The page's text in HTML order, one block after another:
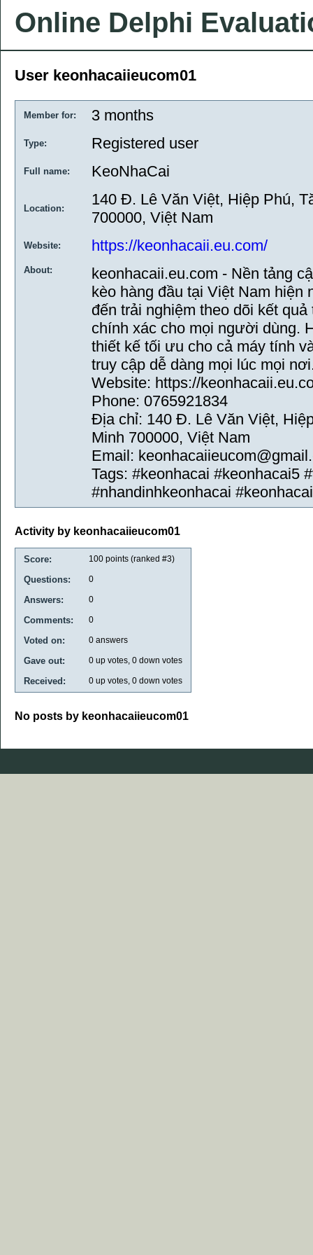
Online Delphi
User keonhacaiieucom01
Member for: 3 months
Type: Registered user
Full name: KeoNhaCai
Location:
140 Đ. Lê Văn Việt, Hiệp Phú,
700000, Việt Nam
Website: https://keonhacaii.eu.com/
About:
keonhacaii.eu.com - Nền tảng
kèo hàng đầu tại Việt Nam hiện
đến trải nghiệm theo dõi kết
chính xác cho mọi người dùng.
thiết kế tối ưu cho cả máy tính
truy cập dễ dàng mọi lúc mọi
Website: https://
Phone: 0765921834
Địa chỉ: 140 Đ. Lê Văn Việt,
Minh 700000, Việt Nam
Email:
Tags: #keonhacai #keonhacai5
#nhandinhkeonhacai
Activity by keonhacaiieucom01
Score: 100 points (ranked #3)
Questions: 0
Answers: 0
Comments: 0
Voted on: 0 answers
Gave out: 0 up votes, 0 down votes
Received: 0 up votes, 0 down votes
No posts by keonhacaiieucom01